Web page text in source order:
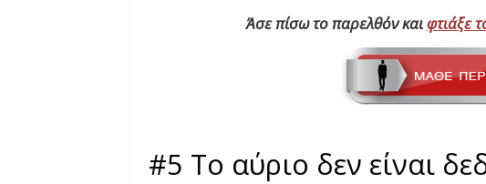
Άσε πίσω το παρελθόν καιφτιάξε
#5 Το αύριο δεν είναι